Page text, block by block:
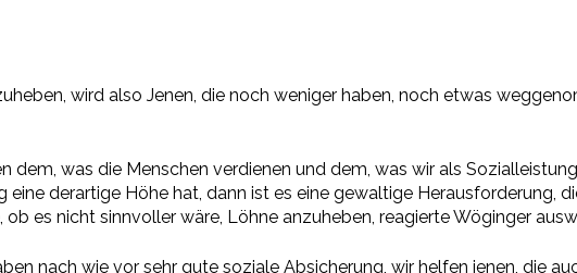
wird also Jenen, die noch weniger haben, noch etwas
dem, was die Menschen verdienen und dem, was wir als
eine derartige Höhe hat, dann ist es eine gewaltige Herausforderung,
es nicht sinnvoller wäre, Löhne anzuheben, reagierte Wöginger
nach wie vor sehr gute soziale Absicherung, wir helfen jenen, die